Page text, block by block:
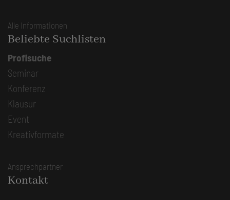
Alle Informationen
Beliebte Suchlisten
Profisuche
Seminar
Konferenz
Klausur
Event
Kreativformate
Ansprechpartner
Kontakt